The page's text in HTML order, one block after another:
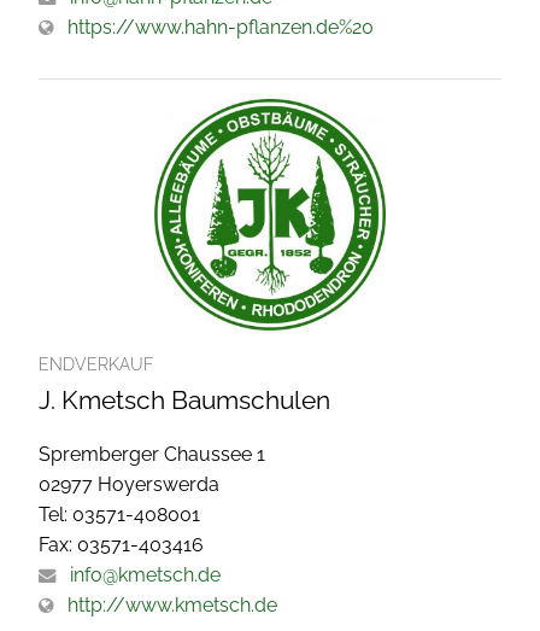
https://www.hahn-pflanzen.de%20
ENDVERKAUF
J. Kmetsch Baumschulen
Spremberger Chaussee 1
02977 Hoyerswerda
Tel: 03571-408001
Fax: 03571-403416
info@kmetsch.de
http://www.kmetsch.de